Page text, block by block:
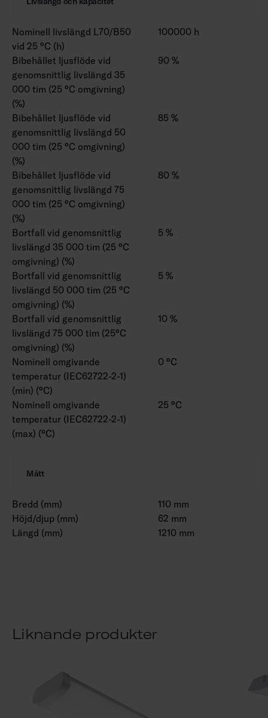
Nominell livslängd L70/B50
vid 25 °C (h)
100000 h
Bibehållet ljusflöde vid
genomsnittlig livslängd 35
000 tim (25 °C omgivning)
(%)
90 %
Bibehållet ljusflöde vid
genomsnittlig livslängd 50
000 tim (25 °C omgivning)
(%)
85 %
Bibehållet ljusflöde vid
genomsnittlig livslängd 75
000 tim (25 °C omgivning)
(%)
80 %
Bortfall vid genomsnittlig
livslängd 35 000 tim (25 °C
omgivning) (%)
5 %
Bortfall vid genomsnittlig
livslängd 50 000 tim (25 °C
omgivning) (%)
5 %
Bortfall vid genomsnittlig
livslängd 75 000 tim (25°C
omgivning) (%)
10 %
Nominell omgivande
temperatur (IEC62722-2-1)
(min) (°C)
0 °C
Nominell omgivande
temperatur (IEC62722-2-1)
(max) (°C)
25 °C
Mått
Bredd (mm)
110 mm
Höjd/djup (mm)
62 mm
Längd (mm)
1210 mm
Liknande produkter